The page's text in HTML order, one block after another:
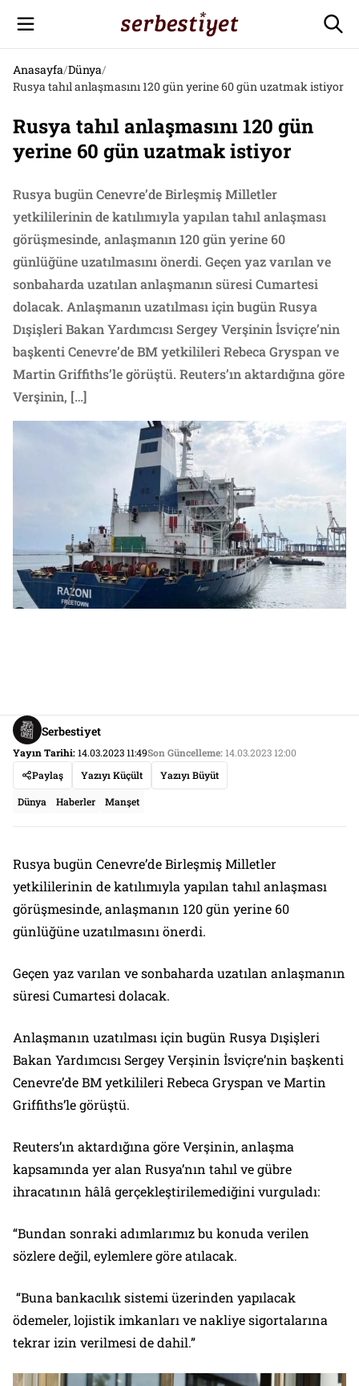
Anasayfa/Dünya/
Rusya tahıl anlaşmasını 120 gün yerine 60 gün uzatmak istiyor
Rusya tahıl anlaşmasını 120 gün
yerine 60 gün uzatmak istiyor
Rusya bugün Cenevre’de Birleşmiş Milletler
yetkililerinin de katılımıyla yapılan tahıl anlaşması
görüşmesinde, anlaşmanın 120 gün yerine 60
günlüğüne uzatılmasını önerdi. Geçen yaz varılan ve
sonbaharda uzatılan anlaşmanın süresi Cumartesi
dolacak. Anlaşmanın uzatılması için bugün Rusya
Dışişleri Bakan Yardımcısı Sergey Verşinin İsviçre’nin
başkenti Cenevre’de BM yetkilileri Rebeca Gryspan ve
Martin Griffiths’le görüştü. Reuters’ın aktardığına göre
Verşinin, […]
Serbestiyet
Yayın Tarihi:14.03.2023 11:49Son Güncelleme:14.03.2023 12:00
Paylaş
Yazıyı Küçült Yazıyı Büyüt
Dünya Haberler Manşet
Rusya bugün Cenevre’de Birleşmiş Milletler
yetkililerinin de katılımıyla yapılan tahıl anlaşması
görüşmesinde, anlaşmanın 120 gün yerine 60
günlüğüne uzatılmasını önerdi.
Geçen yaz varılan ve sonbaharda uzatılan anlaşmanın
süresi Cumartesi dolacak.
Anlaşmanın uzatılması için bugün Rusya Dışişleri
Bakan Yardımcısı Sergey Verşinin İsviçre’nin başkenti
Cenevre’de BM yetkilileri Rebeca Gryspan ve Martin
Griffiths’le görüştü.
Reuters’ın aktardığına göre Verşinin, anlaşma
kapsamında yer alan Rusya’nın tahıl ve gübre
ihracatının hâlâ gerçekleştirilemediğini vurguladı:
“Bundan sonraki adımlarımız bu konuda verilen
sözlere değil, eylemlere göre atılacak.
“Buna bankacılık sistemi üzerinden yapılacak
ödemeler, lojistik imkanları ve nakliye sigortalarına
tekrar izin verilmesi de dahil.”